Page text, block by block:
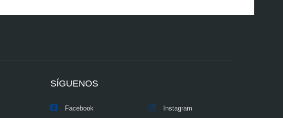
SÍGUENOS
Facebook Instagram